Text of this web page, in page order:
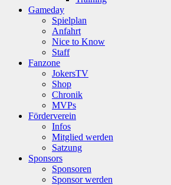
Gameday
Spielplan
Anfahrt
Nice to Know
Staff
Fanzone
JokersTV
Shop
Chronik
MVPs
Förderverein
Infos
Mitglied werden
Satzung
Sponsors
Sponsoren
Sponsor werden